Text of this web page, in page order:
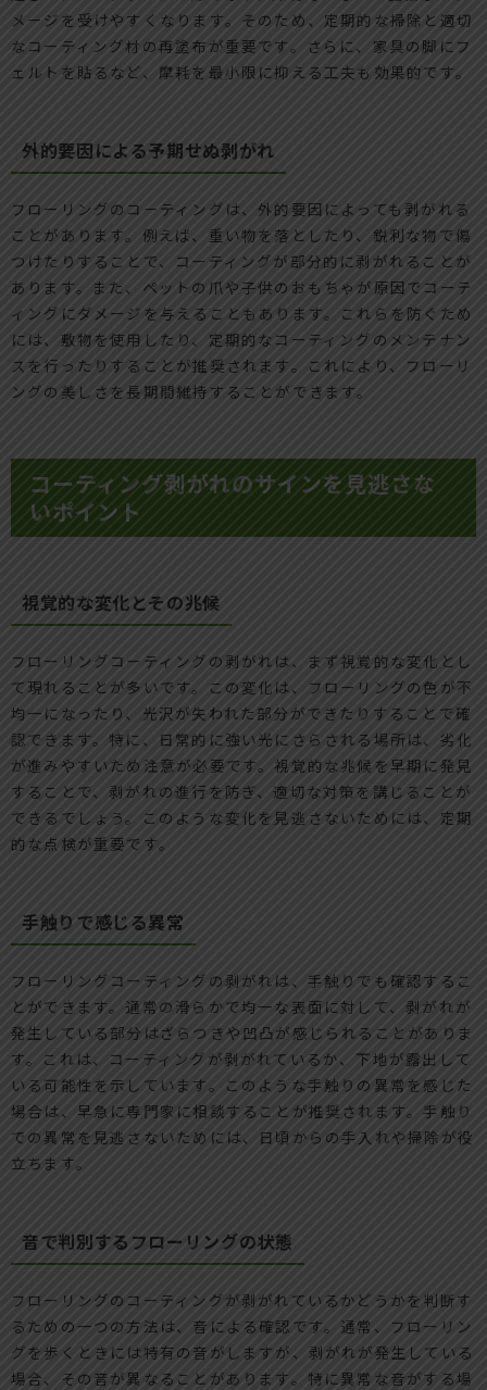
メージを受けやすくなります。そのため、定期的な掃除と適切
なコーティング材の再塗布が重要です。さらに、家具の脚にフ
ェルトを貼るなど、摩耗を最小限に抑える工夫も効果的です。
外的要因による予期せぬ剥がれ
フローリングのコーティングは、外的要因によっても剥がれる
ことがあります。例えば、重い物を落としたり、鋭利な物で傷
つけたりすることで、コーティングが部分的に剥がれることが
あります。また、ペットの爪や子供のおもちゃが原因でコーテ
ィングにダメージを与えることもあります。これらを防ぐため
には、敷物を使用したり、定期的なコーティングのメンテナン
スを行ったりすることが推奨されます。これにより、フローリ
ングの美しさを長期間維持することができます。
コーティング剥がれのサインを見逃さな
いポイント
視覚的な変化とその兆候
フローリングコーティングの剥がれは、まず視覚的な変化とし
て現れることが多いです。この変化は、フローリングの色が不
均一になったり、光沢が失われた部分ができたりすることで確
認できます。特に、日常的に強い光にさらされる場所は、劣化
が進みやすいため注意が必要です。視覚的な兆候を早期に発見
することで、剥がれの進行を防ぎ、適切な対策を講じることが
できるでしょう。このような変化を見逃さないためには、定期
的な点検が重要です。
手触りで感じる異常
フローリングコーティングの剥がれは、手触りでも確認するこ
とができます。通常の滑らかで均一な表面に対して、剥がれが
発生している部分はざらつきや凹凸が感じられることがありま
す。これは、コーティングが剥がれているか、下地が露出して
いる可能性を示しています。このような手触りの異常を感じた
場合は、早急に専門家に相談することが推奨されます。手触り
での異常を見逃さないためには、日頃からの手入れや掃除が役
立ちます。
音で判別するフローリングの状態
フローリングのコーティングが剥がれているかどうかを判断す
るための一つの方法は、音による確認です。通常、フローリン
グを歩くときには特有の音がしますが、剥がれが発生している
場合、その音が異なることがあります。特に異常な音がする場